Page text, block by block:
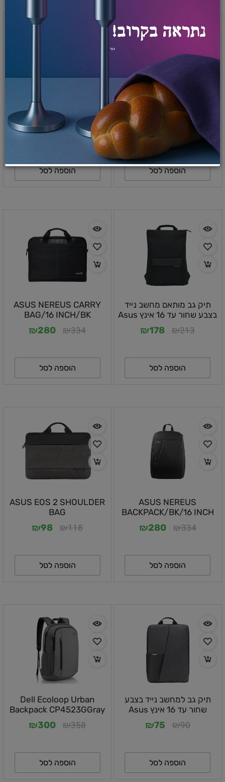
תיק צד למחשב נייד Targus
CN313 - מותאם לגודל עד
153
₪
הוספה לסל
תיק גב למחשב נייד Targus
TBB565GL - מותאם לגודל
עד 15.6 אינץ₪ 186
₪155
הוספה לסל
תיק גב מותאם מחשב נייד
בצבע שחור עד 16 אינץ Asus
עמידות גבוהה
₪213
₪178
הוספה לסל
ASUS NEREUS CARRY
BAG/16 INCH/BK
₪334
₪280
הוספה לסל
ASUS NEREUS
BACKPACK/BK/16 INCH
₪334
₪280
הוספה לסל
ASUS EOS 2 SHOULDER
BAG
₪118
₪98
הוספה לסל
תיק גב למחשב נייד בצבע
שחור עד 16 אינץ Asus
₪90
₪75
הוספה לסל
Dell Ecoloop Urban
Backpack CP4523GGray
-460-BDLF
₪358
₪300
הוספה לסל